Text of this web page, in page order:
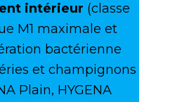
intérieur (classe
M1 maximale et
bactérienne
et champignons
Plain, HYGENA